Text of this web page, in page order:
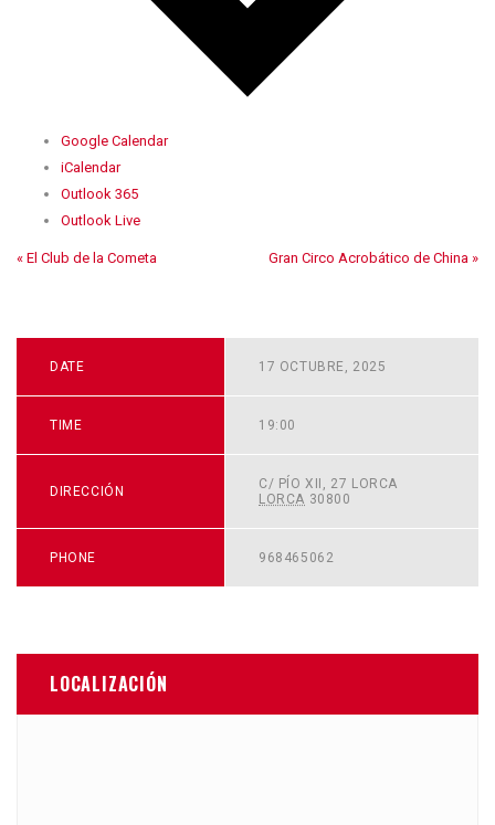
Google Calendar
iCalendar
Outlook 365
Outlook Live
« El Club de la Cometa Gran Circo Acrobático de China »
DATE 17 OCTUBRE, 2025
TIME 19:00
DIRECCIÓN C/ PÍO XII, 27 LORCA
LORCA 30800
PHONE 968465062
LOCALIZACIÓN